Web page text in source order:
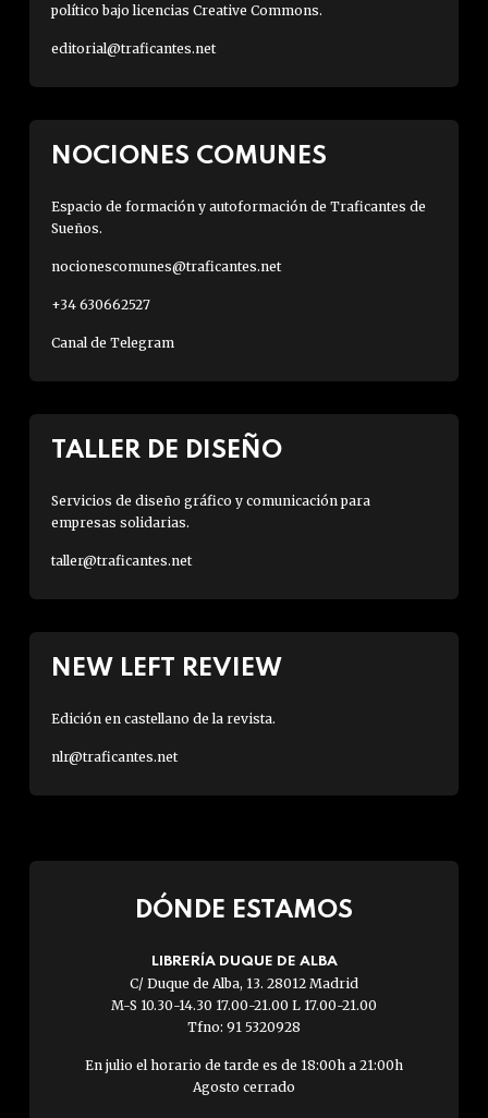
político bajo licencias Creative Commons.
editorial@traficantes.net
NOCIONES COMUNES
Espacio de formación y autoformación de Traficantes de
Sueños.
nocionescomunes@traficantes.net
+34 630662527
Canal de Telegram
TALLER DE DISEÑO
Servicios de diseño gráfico y comunicación para
empresas solidarias.
taller@traficantes.net
NEW LEFT REVIEW
Edición en castellano de la revista.
nlr@traficantes.net
DÓNDE ESTAMOS
LIBRERÍA DUQUE DE ALBA
C/ Duque de Alba, 13. 28012 Madrid
M-S 10.30-14.30 17.00-21.00 L 17.00-21.00
Tfno: 91 5320928
En julio el horario de tarde es de 18:00h a 21:00h
Agosto cerrado